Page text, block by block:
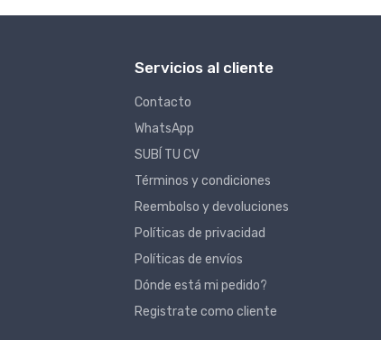
Servicios al cliente
Contacto
WhatsApp
SUBÍ TU CV
Términos y condiciones
Reembolso y devoluciones
Políticas de privacidad
Políticas de envíos
Dónde está mi pedido?
Registrate como cliente